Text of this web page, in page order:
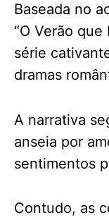
Baseada no
“O Verão
série
dramas
A narrativa
anseia por
sentimentos
Contudo, as